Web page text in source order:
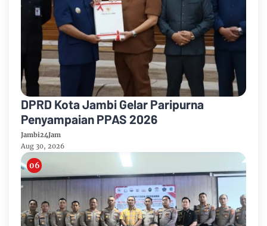
DPRD Kota Jambi Gelar Paripurna
Penyampaian PPAS 2026
Jambi24Jam
Aug 30, 2026